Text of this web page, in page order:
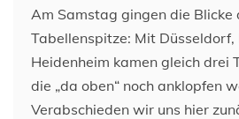
Am Samstag gingen die Blicke
Tabellenspitze: Mit Düsseldorf,
Heidenheim kamen gleich drei
die „da oben“ noch anklopfen
Verabschieden wir uns hier